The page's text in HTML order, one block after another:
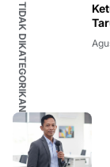
TIDAK DIKATEGORIKAN